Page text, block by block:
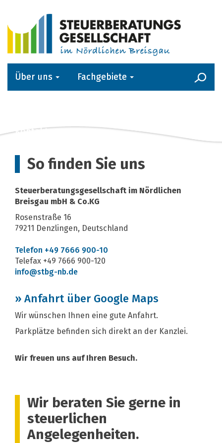
Über uns Fachgebiete
Kontakt
So finden Sie uns
Steuerberatungsgesellschaft im Nördlichen
Breisgau mbH & Co.KG
Rosenstraße 16
79211 Denzlingen, Deutschland
Telefon +49 7666 900-10
Telefax +49 7666 900-120
info@stbg-nb.de
» Anfahrt über Google Maps
Wir wünschen Ihnen eine gute Anfahrt.
Parkplätze befinden sich direkt an der Kanzlei.
Wir freuen uns auf Ihren Besuch.
Wir beraten Sie gerne in
steuerlichen
Angelegenheiten.